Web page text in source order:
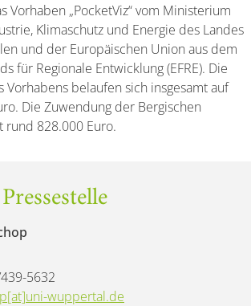
Vorhaben „PocketViz“ vom Ministerium
Klimaschutz und Energie des Landes
und der Europäischen Union aus dem
für Regionale Entwicklung (EFRE). Die
Vorhabens belaufen sich insgesamt auf
Die Zuwendung der Bergischen
rund 828.000 Euro.
5632
wuppertal.de